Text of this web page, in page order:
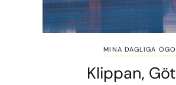
MINA DAGLIGA
Klippan,